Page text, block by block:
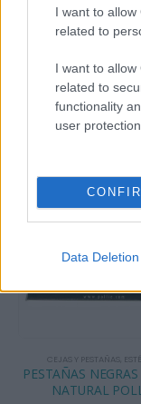
I want to
related to
I want to
related to
functionality
user protection.
Data Deletion
Añadir a la
deseos
PRODUCTOS
CEJAS Y PESTAÑAS
PESTAÑAS
NATURAL